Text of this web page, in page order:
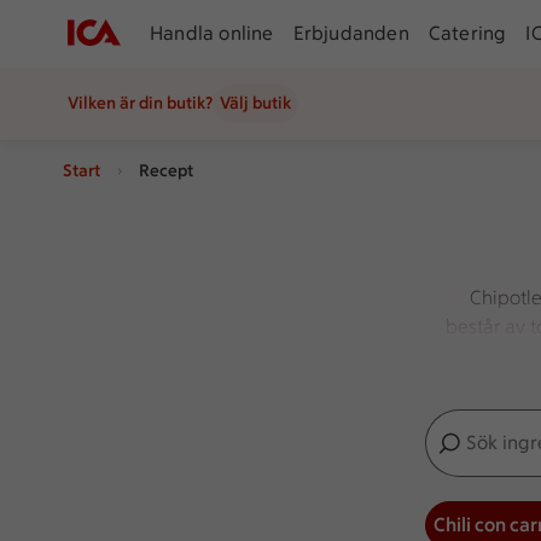
Handla online Erbjudanden Catering
Vilken är din butik? Välj butik
Start Recept
består av
god att
Sök
Inga förslag
Chili con